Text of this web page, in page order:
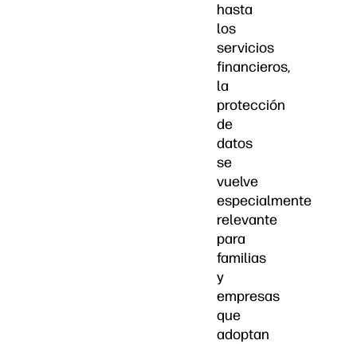
hasta
los
servicios
financieros,
la
protección
de
datos
se
vuelve
especialmente
relevante
para
familias
y
empresas
que
adoptan